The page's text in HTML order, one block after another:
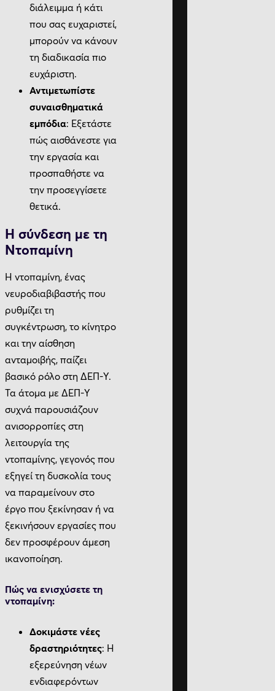
διάλειμμα ή κάτι
που σας ευχαριστεί,
μπορούν να κάνουν
τη διαδικασία πιο
ευχάριστη.
Αντιμετωπίστε
συναισθηματικά
εμπόδια: Εξετάστε
πώς αισθάνεστε για
την εργασία και
προσπαθήστε να
την προσεγγίσετε
θετικά.
Η σύνδεση με τη
Ντοπαμίνη
Η ντοπαμίνη, ένας
νευροδιαβιβαστής που
ρυθμίζει τη
συγκέντρωση, το κίνητρο
και την αίσθηση
ανταμοιβής, παίζει
βασικό ρόλο στη ΔΕΠ-Υ.
Τα άτομα με ΔΕΠ-Υ
συχνά παρουσιάζουν
ανισορροπίες στη
λειτουργία της
ντοπαμίνης, γεγονός που
εξηγεί τη δυσκολία τους
να παραμείνουν στο
έργο που ξεκίνησαν ή να
ξεκινήσουν εργασίες που
δεν προσφέρουν άμεση
ικανοποίηση.
Πώς να ενισχύσετε τη
ντοπαμίνη:
Δοκιμάστε νέες
δραστηριότητες: Η
εξερεύνηση νέων
ενδιαφερόντων